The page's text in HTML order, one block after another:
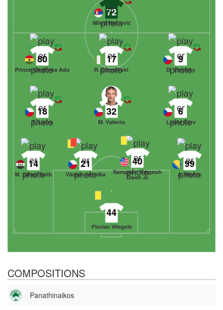
72
Miloš Pantović
44
Florian Wiegele
14
M. Ghazi Salih
21
Václav Jemelka
40
Sampson Kargeoh
Dweh Jr.
99
A. Memic
18
T. Ladra
32
M. Valenta
6
Lukáš Červ
80
Prince Kwabena Adu
17
R. Durosinmi
9
D. Visinsky
COMPOSITIONS
Panathinaikos